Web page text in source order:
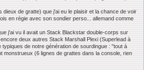
dieux de gratte) que j'ai eu le plaisir et la chance de voir
en régie avec son sondier perso... allemand comme
j'ai vu il avait un Stack Blackstar double-corps sur
deux autres Stack Marshall Plexi (Superlead à
typiques de notre génération de sourdingue : "tout à
monstrueux (6 lignes de grattes dans la console, rien